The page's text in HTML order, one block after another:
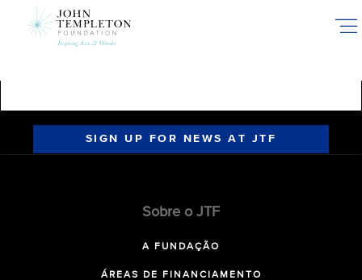
SIGN UP FOR NEWS AT JTF
Sobre o JTF
A FUNDAÇÃO
ÁREAS DE FINANCIAMENTO